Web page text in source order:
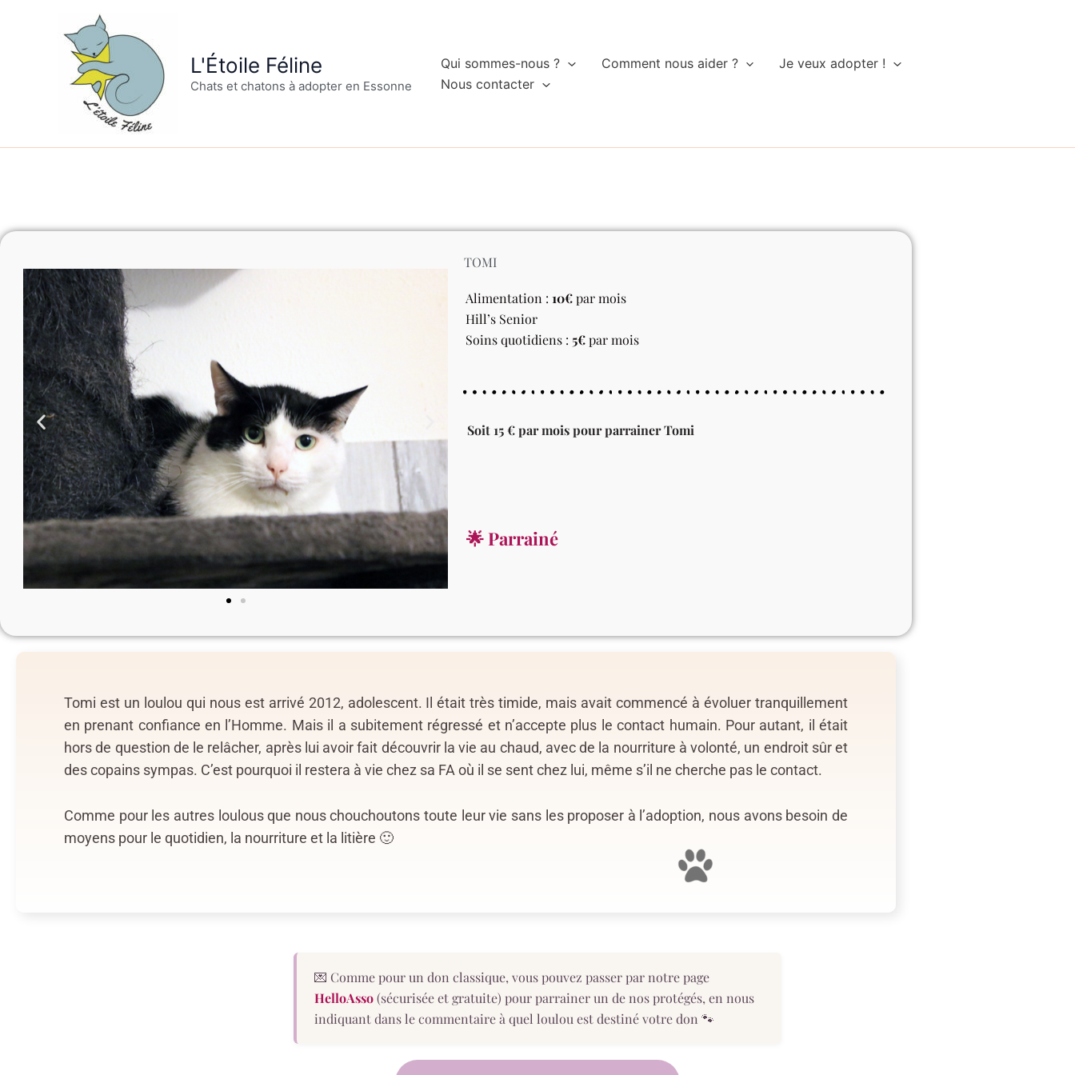
L'Étoile Féline
Chats et chatons à adopter en Essonne
Qui sommes-nous ? Comment nous aider ?
Je veux adopter !
Nous contacter
TOMI
Alimentation : 10€par mois
Hill’s Senior
Soins quotidiens : 5€par mois
Soit 15 € par mois pour parrainer Tomi
🌟 Parrainé
Tomi est un loulou qui nous est arrivé 2012, adolescent. Il était très timide, mais avait commencé à évoluer tranquillement
en prenant confiance en l’Homme. Mais il a subitement régressé et n’accepte plus le contact humain. Pour autant, il était
hors de question de le relâcher, après lui avoir fait découvrir la vie au chaud, avec de la nourriture à volonté, un endroit sûr et
des copains sympas. C’est pourquoi il restera à vie chez sa FA où il se sent chez lui, même s’il ne cherche pas le contact.
Comme pour les autres loulous que nous chouchoutons toute leur vie sans les proposer à l’adoption, nous avons besoin de
moyens pour le quotidien, la nourriture et la litière 🙂
💌 Comme pour un don classique, vous pouvez passer par notre page
HelloAsso(sécurisée et gratuite) pour parrainer un de nos protégés, en nous
indiquant dans le commentaire à quel loulou est destiné votre don 🐾